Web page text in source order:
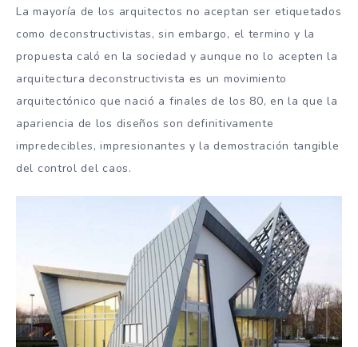
La mayoría de los arquitectos no aceptan ser etiquetados
como deconstructivistas, sin embargo, el termino y la
propuesta caló en la sociedad y aunque no lo acepten la
arquitectura deconstructivista es un movimiento
arquitectónico que nació a finales de los 80, en la que la
apariencia de los diseños son definitivamente
impredecibles, impresionantes y la demostración tangible
del control del caos.